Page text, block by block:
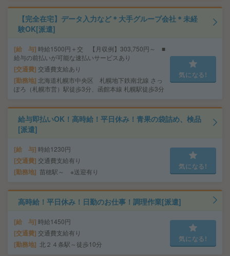
【完全在宅】データ入力など＊大手グループ会社＊未経
験OK[派遣]
給 与 時給1500円＋交 【月収例】303,750円～ ■
給与の前払いが可能な速払いサービスあり
交通費 交通費支給あり
勤務地 北海道札幌市中央区 札幌地下鉄南北線 さっ
ぽろ（札幌市営）駅徒歩3分、函館本線 札幌駅徒歩3分
気になる!
給与即払いOK！高時給！平日休み！青果の袋詰め、検品
[派遣]
給 与 時給1230円
交通費 交通費支給有り
勤務地 苗穂駅～ ※送迎有り
気になる!
高時給！平日休み！日勤のお仕事！調理作業[派遣]
給 与 時給1450円
交通費 交通費支給有り
勤務地 北２４条駅～徒歩10分
気になる!